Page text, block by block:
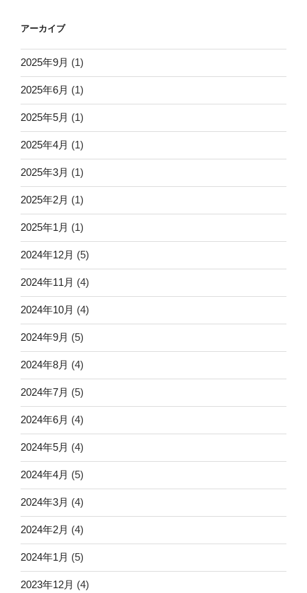
アーカイブ
2025年9月 (1)
2025年6月 (1)
2025年5月 (1)
2025年4月 (1)
2025年3月 (1)
2025年2月 (1)
2025年1月 (1)
2024年12月 (5)
2024年11月 (4)
2024年10月 (4)
2024年9月 (5)
2024年8月 (4)
2024年7月 (5)
2024年6月 (4)
2024年5月 (4)
2024年4月 (5)
2024年3月 (4)
2024年2月 (4)
2024年1月 (5)
2023年12月 (4)